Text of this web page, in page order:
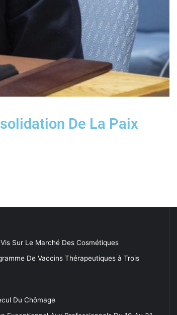
De La Paix
Sur Le Marché Des Cosmétiques
De Vaccins Thérapeutiques à Trois
Du Chômage